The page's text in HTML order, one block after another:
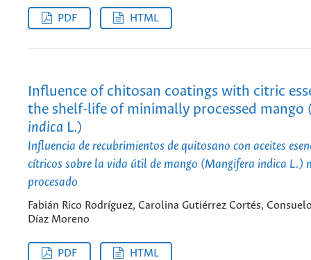
PDF HTML
Influence of chitosan coatings with citric
the shelf-life of minimally processed mango
indica L.)
Influencia de recubrimientos de quitosano con aceites
cítricos sobre la vida útil de mango (Mangifera indica L.)
procesado
Fabián Rico Rodríguez, Carolina Gutiérrez Cortés,
Díaz Moreno
PDF HTML